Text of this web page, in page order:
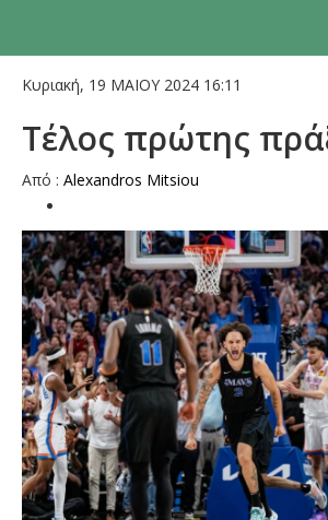
Κυριακή, 19 ΜΑΙΟΥ 2024 16:11
Τέλος πρώτης
Aπό : Alexandros Mitsiou